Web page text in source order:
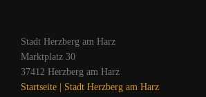
Stadt Herzberg am Harz
Marktplatz 30
37412 Herzberg am Harz
Startseite | Stadt Herzberg am Harz